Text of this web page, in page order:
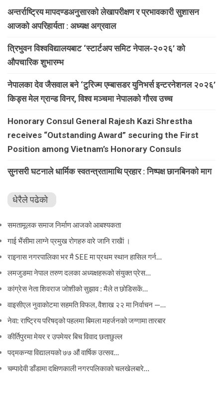
अन्तर्राष्ट्रिय मापदण्डअनुसारको लेखापरीक्षण र प्रभावकारी सुशासन
आजको अपरिहार्यता : अध्यक्ष अग्रवाल
त्रिभुवन विश्वविद्यालयबाट ‘स्टार्टअप समिट नेपाल-२०२६’ को
औपचारिक शुभारम्भ
नेपालका देव जैसवाल बने ‘टुरिज्म एम्बासडर युनिभर्स इन्टरनेशनल २०२६’
किड्स मेल ग्रान्ड विनर, विश्व मञ्चमा नेपालको गौरव उच्च
Honorary Consul General Rajesh Kazi Shrestha
receives “Outstanding Award” securing the First
Position among Vietnam’s Honorary Consuls
सुनसरी घटनाले धार्मिक स्वतन्त्रतामाथि प्रहार : निष्पक्ष छानबिनको माग
धेरैले पढेको
समतामूलक समाज निर्माण आजको आबश्यकता
गाई भैंसीमा लाग्ने प्रमुख रोगहरु वारे जानि राखैां ।
राइनास नगरपालिका भर मै SEE मा प्रथम स्थान हासिल गर्न…
लमजुङमा नेपाल तरुण दलका अध्यक्षहरूको संयुक्त प्रेस…
कांग्रेस नेता शिवराज जोशीको सुझाव : मैले त छोडिसकें…
वाइसीएल नुवाकोटमा सहमति विफल, वैशाख २२ मा निर्वाचन —…
नेवा: राष्ट्रिय परिषद्को पहलमा बिमला महर्जनको जग्गामा तारबार
कीर्तिपुरमा मेयर र उपमेयर बिच विवाद छताछुल्ल
पद्मकन्या विद्यालयको ७७ औं ‌‌वार्षिक ‌उत्सव…
चम्पादेवी डाँडामा दक्षिणकाली नगरपलिकाको चलखेलबारे…